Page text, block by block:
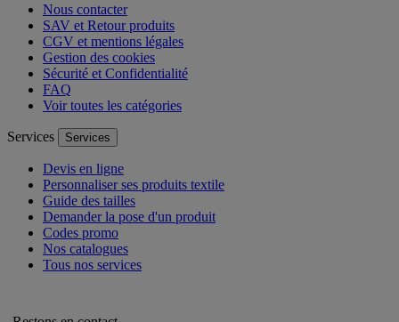
Nous contacter
SAV et Retour produits
CGV et mentions légales
Gestion des cookies
Sécurité et Confidentialité
FAQ
Voir toutes les catégories
Services Services
Devis en ligne
Personnaliser ses produits textile
Guide des tailles
Demander la pose d'un produit
Codes promo
Nos catalogues
Tous nos services